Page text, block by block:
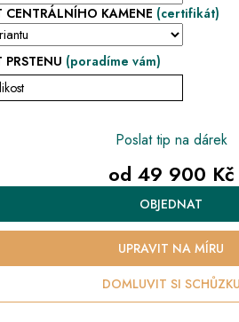
CENTRÁLNÍHO KAMENE (certifikát)
PRSTENU (poradíme vám)
Poslat tip na dárek
od 49 900 Kč
Měrná
cena:
OBJEDNAT
DOMLUVIT SI SCHŮZKU
UPRAVIT NA MÍRU